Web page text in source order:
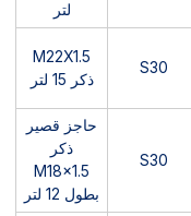
لتر
S30
M22X1.5
ذكر 15 لتر
S30
حاجز قصير
ذكر
M18x1.5
بطول 12 لتر